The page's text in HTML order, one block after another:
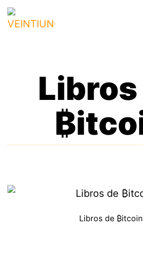
Saltar
VEINTIUNO
Libros
Libros de ₿itcoin